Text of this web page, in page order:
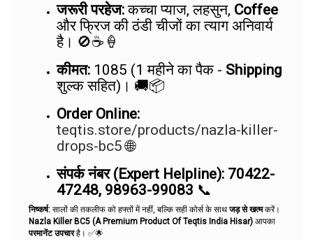
जरूरी परहेज:कच्चा प्याज, लहसुन, Coffee
और फ्रिज की ठंडी चीजों का त्याग अनिवार्य
है। 🚫☕🍦
कीमत: ₹1085 (1 महीने का पैक - Shipping
शुल्क सहित)। 🚚📦
Order Online:
teqtis.store/products/nazla-killer-
drops-bc5🌐
संपर्क नंबर (Expert Helpline): 70422-
47248, 98963-99083 📞
निष्कर्ष: सालों की तकलीफ को हफ्तों में नहीं, बल्कि सही कोर्स के साथजड़ से खत्मकरें।
Nazla Killer BC5 (A Premium Product Of Teqtis India Hisar) आपका
परमानेंट उपचारहै। ✅🌟